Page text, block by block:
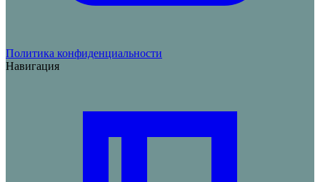
Политика конфиденциальности
Навигация